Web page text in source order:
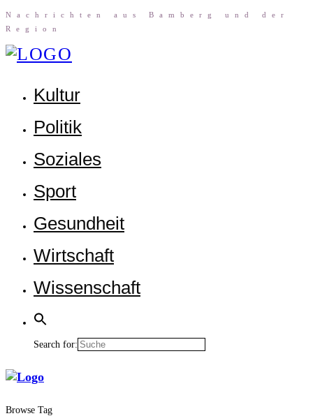
Nach­rich­ten aus Bam­berg und der
Region
Kul­tur
Poli­tik
Sozia­les
Sport
Gesund­heit
Wirt­schaft
Wis­sen­schaft
Search for:
Browse Tag